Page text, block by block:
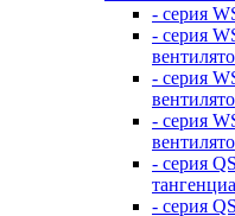
- серия
- серия
- серия
- серия
- серия
- серия